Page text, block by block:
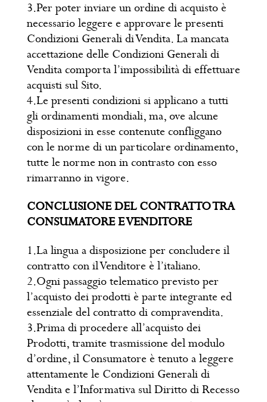
3.Per poter inviare un ordine di acquisto è
necessario leggere e approvare le presenti
Condizioni Generali di Vendita. La mancata
accettazione delle Condizioni Generali di
Vendita comporta l’impossibilità di effettuare
acquisti sul Sito.
4.Le presenti condizioni si applicano a tutti
gli ordinamenti mondiali, ma, ove alcune
disposizioni in esse contenute confliggano
con le norme di un particolare ordinamento,
tutte le norme non in contrasto con esso
rimarranno in vigore.
CONCLUSIONE DEL CONTRATTO TRA
CONSUMATORE E VENDITORE
1.La lingua a disposizione per concludere il
contratto con il Venditore è l’italiano.
2.Ogni passaggio telematico previsto per
l’acquisto dei prodotti è parte integrante ed
essenziale del contratto di compravendita.
3.Prima di procedere all’acquisto dei
Prodotti, tramite trasmissione del modulo
d’ordine, il Consumatore è tenuto a leggere
attentamente le Condizioni Generali di
Vendita e l’Informativa sul Diritto di Recesso